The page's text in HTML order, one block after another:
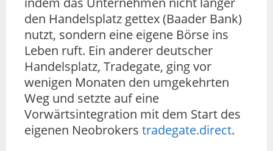
den Handelsplatz gettex (Baader Bank)
nutzt, sondern eine eigene Börse ins
Leben ruft. Ein anderer deutscher
Handelsplatz, Tradegate, ging vor
wenigen Monaten den umgekehrten
Weg und setzte auf eine
Vorwärtsintegration mit dem Start des
eigenen Neobrokers tradegate.direct.